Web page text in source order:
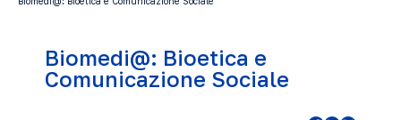
Biomedi@: Bioetica e
Comunicazione Sociale